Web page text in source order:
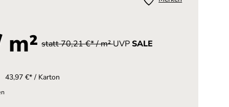
statt 70,21 €* / m²UVPSALE
43,97 €* / Karton